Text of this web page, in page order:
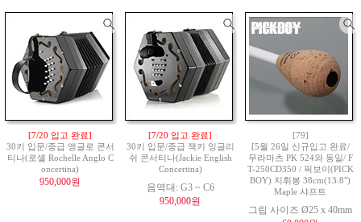
[7/20 입고 완료]
30키 입문/중급 앵글로 콘서
티나(로셸 Rochelle Anglo C
oncertina)
950,000원
[7/20 입고 완료]
30키 입문/중급 잭키 잉글리
쉬 콘서티나(Jackie English
Concertina)
음역대: G3 ~ C6
950,000원
[79]
[5월 26일 신규입고 완료/
무라마츠 PK 524와 동일/ F
T-250CD350 / 픽보이(PICK
BOY) 지휘봉 38cm(13.8")
Maple 샤프트
그립 사이즈 Ø25 x 40mm